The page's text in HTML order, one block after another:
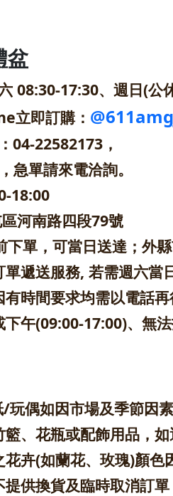
盆
08:30-17:30、週日(公
立即訂購：
04-22582173，
急單請來電洽詢。
18:00
河南路四段79號
下單，可當日送達；外
遞送服務, 若需週六當
時間要求均需以電話
午(09:00-17:00)、無
偶如因市場及季節因
、花瓶或配飾用品，
卉(如蘭花、玫瑰)顏
供換貨及臨時取消訂